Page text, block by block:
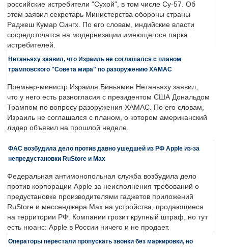
российские истребители "Сухой", в том числе Су-57. Об
этом заявил секретарь Министерства обороны страны
Раджеш Кумар Сингх. По его словам, индийские власти
сосредоточатся на модернизации имеющегося парка
истребителей.
Нетаньяху заявил, что Израиль не соглашался с планом
трамповского "Совета мира" по разоружению ХАМАС
Премьер-министр Израиля Биньямин Нетаньяху заявил,
что у него есть разногласия с президентом США Дональдом
Трампом по вопросу разоружения ХАМАС. По его словам,
Израиль не соглашался с планом, о котором американский
лидер объявил на прошлой неделе.
ФАС возбудила дело против давно ушедшей из РФ Apple из-за
непредустановки RuStore и Max
Федеральная антимонопольная служба возбудила дело
против корпорации Apple за неисполнения требований о
предустановке производителями гаджетов приложений
RuStore и мессенджера Max на устройства, продающиеся
на территории РФ. Компании грозит крупный штраф, но тут
есть нюанс: Apple в России ничего и не продает.
Операторы перестали пропускать звонки без маркировки, но